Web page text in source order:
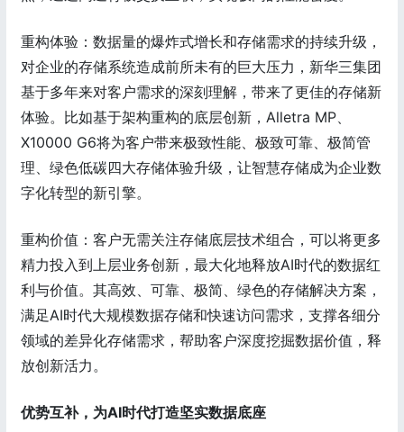
重构体验：数据量的爆炸式增长和存储需求的持续升级，
对企业的存储系统造成前所未有的巨大压力，新华三集团
基于多年来对客户需求的深刻理解，带来了更佳的存储新
体验。比如基于架构重构的底层创新，Alletra MP、
X10000 G6将为客户带来极致性能、极致可靠、极简管
理、绿色低碳四大存储体验升级，让智慧存储成为企业数
字化转型的新引擎。
重构价值：客户无需关注存储底层技术组合，可以将更多
精力投入到上层业务创新，最大化地释放AI时代的数据红
利与价值。其高效、可靠、极简、绿色的存储解决方案，
满足AI时代大规模数据存储和快速访问需求，支撑各细分
领域的差异化存储需求，帮助客户深度挖掘数据价值，释
放创新活力。
优势互补，为AI时代打造坚实数据底座